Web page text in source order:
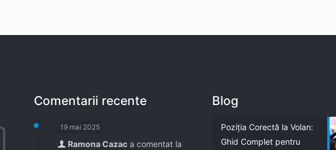
Comentarii recente
19 mai 2025
Ramona Cazac a comentat la
Blog
Poziția Corectă la Volan:
Ghid Complet pentru